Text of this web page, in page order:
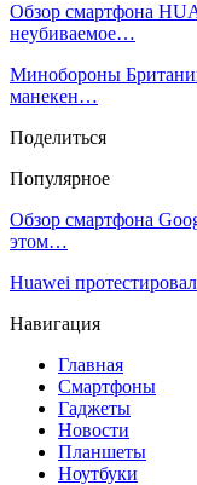
Обзор смартфона
неубиваемое…
Минобороны
манекен…
Поделиться
Популярное
Обзор смартфона
этом…
Huawei
Навигация
Главная
Смартфоны
Гаджеты
Новости
Планшеты
Ноутбуки